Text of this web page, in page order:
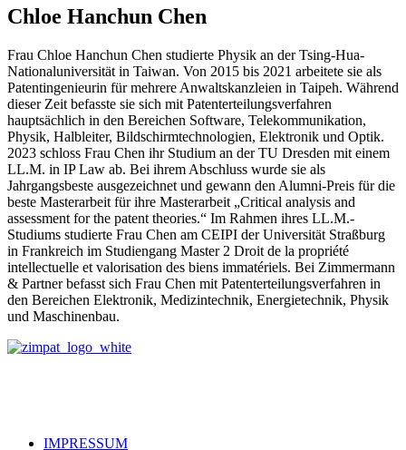
Chloe Hanchun Chen
Frau Chloe Hanchun Chen studierte Physik an der Tsing-Hua-
Nationaluniversität in Taiwan. Von 2015 bis 2021 arbeitete sie als
Patentingenieurin für mehrere Anwaltskanzleien in Taipeh. Während
dieser Zeit befasste sie sich mit Patenterteilungsverfahren
hauptsächlich in den Bereichen Software, Telekommunikation,
Physik, Halbleiter, Bildschirmtechnologien, Elektronik und Optik.
2023 schloss Frau Chen ihr Studium an der TU Dresden mit einem
LL.M. in IP Law ab. Bei ihrem Abschluss wurde sie als
Jahrgangsbeste ausgezeichnet und gewann den Alumni-Preis für die
beste Masterarbeit für ihre Masterarbeit „Critical analysis and
assessment for the patent theories.“ Im Rahmen ihres LL.M.-
Studiums studierte Frau Chen am CEIPI der Universität Straßburg
in Frankreich im Studiengang Master 2 Droit de la propriété
intellectuelle et valorisation des biens immatériels. Bei Zimmermann
& Partner befasst sich Frau Chen mit Patenterteilungsverfahren in
den Bereichen Elektronik, Medizintechnik, Energietechnik, Physik
und Maschinenbau.
IMPRESSUM